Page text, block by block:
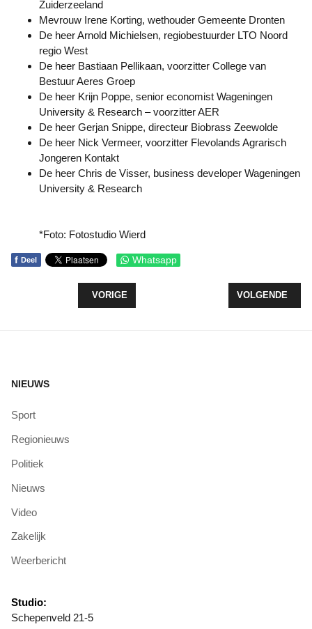
Zuiderzeeland
Mevrouw Irene Korting, wethouder Gemeente Dronten
De heer Arnold Michielsen, regiobestuurder LTO Noord
regio West
De heer Bastiaan Pellikaan, voorzitter College van
Bestuur Aeres Groep
De heer Krijn Poppe, senior economist Wageningen
University & Research – voorzitter AER
De heer Gerjan Snippe, directeur Biobrass Zeewolde
De heer Nick Vermeer, voorzitter Flevolands Agrarisch
Jongeren Kontakt
De heer Chris de Visser, business developer Wageningen
University & Research
*Foto: Fotostudio Wierd
f Deel Whatsapp
VORIG ARTIKEL: BASISSCHOOLLEERLINGEN IN
VORIGE VOLGENDE
VOLGENDE
NIEUWS
Sport
Regionieuws
Politiek
Nieuws
Video
Zakelijk
Weerbericht
Studio:
Schepenveld 21-5